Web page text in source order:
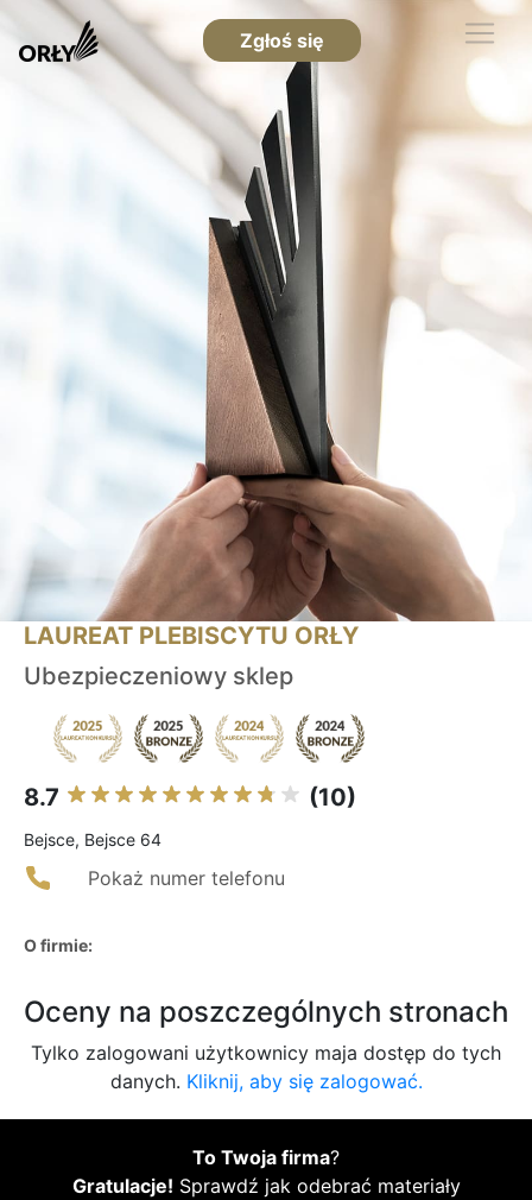
Zgłoś się
LAUREAT PLEBISCYTU ORŁY
Ubezpieczeniowy sklep
8.7 (10)
Bejsce, Bejsce 64
Pokaż numer telefonu
O firmie:
Oceny na poszczególnych stronach
Tylko zalogowani użytkownicy maja dostęp do tych
danych. Kliknij, aby się zalogować.
To Twoja firma?
Gratulacje! Sprawdź jak odebrać materiały